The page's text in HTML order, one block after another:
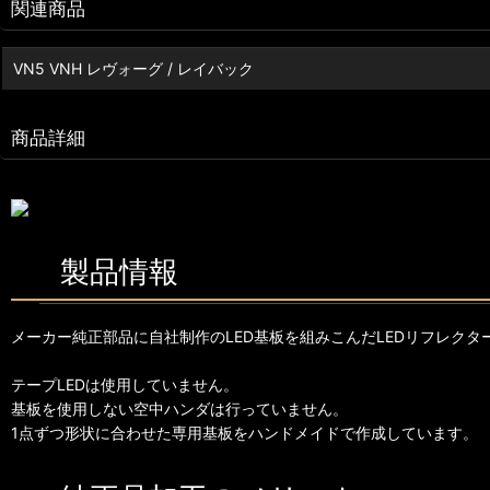
関連商品
VN5 VNH レヴォーグ / レイバック
商品詳細
製品情報
メーカー純正部品に自社制作のLED基板を組みこんだLEDリフレクタ
テープLEDは使用していません。
基板を使用しない空中ハンダは行っていません。
1点ずつ形状に合わせた専用基板をハンドメイドで作成しています。